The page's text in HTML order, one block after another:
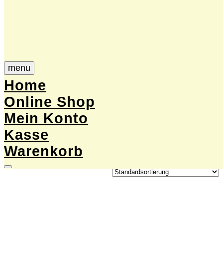
Skip
to
content
menu
Home
Online Shop
Mein Konto
Kasse
Warenkorb
Start/Varroabehandlung &
Reinigungsmittel
Ameisensäure & Co
Oxalsäure, Ameisensäure & Co
Alle 5 Ergebnisse werden angezeigt